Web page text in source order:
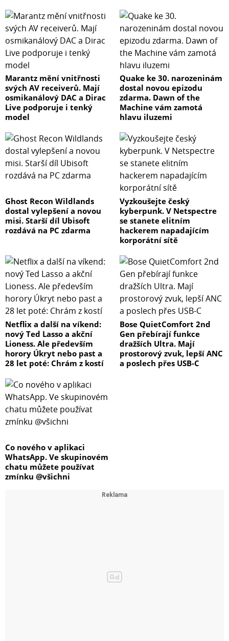
Marantz mění vnitřnosti
svých AV receiverů. Mají
osmikanálový DAC a Dirac
Live podporuje i tenký
model
Quake ke 30. narozeninám
dostal novou epizodu
zdarma. Dawn of the
Machine vám zamotá
hlavu iluzemi
Ghost Recon Wildlands
dostal vylepšení a novou
misi. Starší díl Ubisoft
rozdává na PC zdarma
Vyzkoušejte český
kyberpunk. V Netspectre
se stanete elitním
hackerem napadajícím
korporátní sítě
Netflix a další na víkend:
nový Ted Lasso a akční
Lioness. Ale především
horory Úkryt nebo past a
28 let poté: Chrám z kostí
Bose QuietComfort 2nd
Gen přebírají funkce
dražších Ultra. Mají
prostorový zvuk, lepší ANC
a poslech přes USB-C
Co nového v aplikaci
WhatsApp. Ve skupinovém
chatu můžete používat
zmínku @všichni